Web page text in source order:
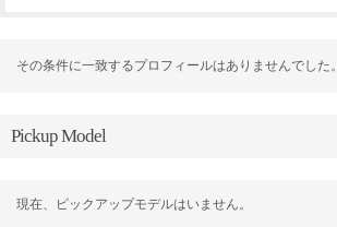
その条件に一致するプロフィールはありませんでした。
Pickup Model
現在、ピックアップモデルはいません。